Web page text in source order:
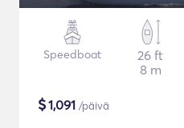
Speedboat
26 ft
8 m
$1,091 /päivä